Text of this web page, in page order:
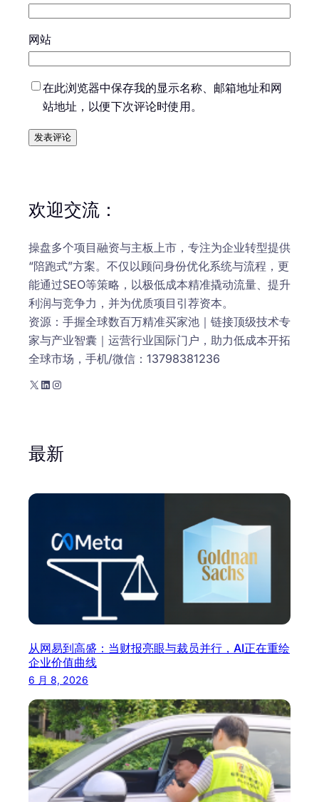
网站
在此浏览器中保存我的显示名称、邮箱地址和网
站地址，以便下次评论时使用。
欢迎交流：
操盘多个项目融资与主板上市，专注为企业转型提供
“陪跑式”方案。不仅以顾问身份优化系统与流程，更
能通过SEO等策略，以极低成本精准撬动流量、提升
利润与竞争力，并为优质项目引荐资本。
资源：手握全球数百万精准买家池｜链接顶级技术专
家与产业智囊｜运营行业国际门户，助力低成本开拓
全球市场，手机/微信：13798381236
X LinkedIn Instagram
最新
从网易到高盛：当财报亮眼与裁员并行，AI正在重绘
企业价值曲线
6 月 8, 2026